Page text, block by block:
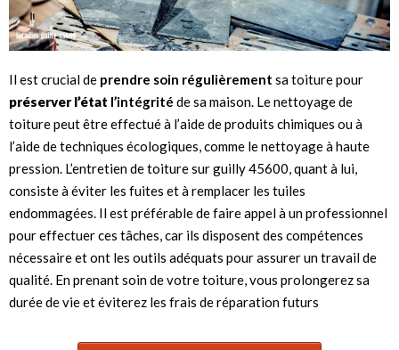
Il est crucial de prendre soin régulièrement sa toiture pour
préserver l’état l’intégrité de sa maison. Le nettoyage de
toiture peut être effectué à l’aide de produits chimiques ou à
l’aide de techniques écologiques, comme le nettoyage à haute
pression. L’entretien de toiture sur guilly 45600, quant à lui,
consiste à éviter les fuites et à remplacer les tuiles
endommagées. Il est préférable de faire appel à un professionnel
pour effectuer ces tâches, car ils disposent des compétences
nécessaire et ont les outils adéquats pour assurer un travail de
qualité. En prenant soin de votre toiture, vous prolongerez sa
durée de vie et éviterez les frais de réparation futurs